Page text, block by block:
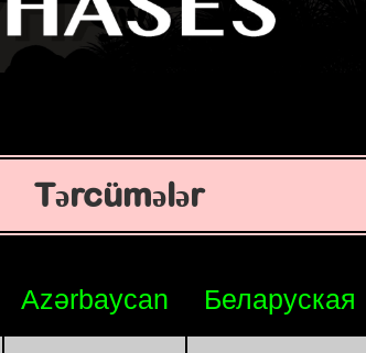
Tərcümələr
Azərbaycan Беларуская